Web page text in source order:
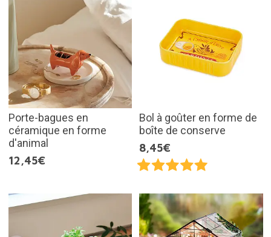
Porte-bagues en
céramique en forme
d'animal
12,45€
Bol à goûter en forme de
boîte de conserve
8,45€